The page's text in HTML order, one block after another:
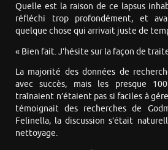
Quelle est la raison de ce lapsus
réfléchi trop profondément, et
quelque chose qui arrivait juste de
« Bien fait. J’hésite sur la façon de
La majorité des données de
avec succès, mais les presque
traînaient n’étaient pas si faciles à
témoignait des recherches de
Felinella, la discussion s’était
nettoyage.